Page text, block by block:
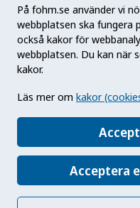
På fohm.se använder vi
webbplatsen ska fungera
också kakor för
webbplatsen. Du kan när
kakor.
Läs mer om kakor
Acceptera
kunskapsmyndighet
folkhälsa. Det gör
främja hälsa,
hälsohot. Vår vision
samhällets utveckling.